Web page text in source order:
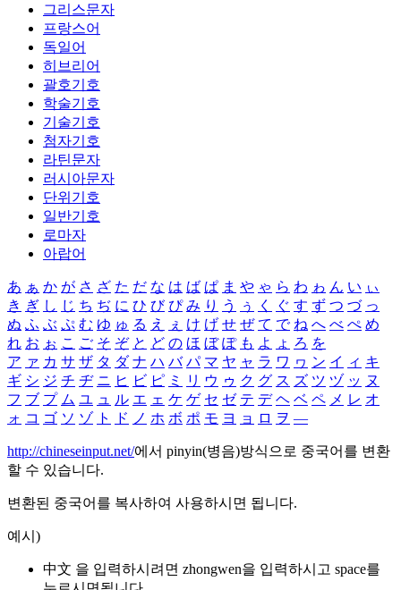
그리스문자
프랑스어
독일어
히브리어
괄호기호
학술기호
기술기호
첨자기호
라틴문자
러시아문자
단위기호
일반기호
로마자
아랍어
あ ぁ か が さ ざ た だ な は ば ぱ ま や ゃ ら わ ゎ ん い ぃ
き ぎ し じ ち ぢ に ひ び ぴ み り う ぅ く ぐ す ず つ づ っ
ぬ ふ ぶ ぷ む ゆ ゅ る え ぇ け げ せ ぜ て で ね へ べ ぺ め
れ お ぉ こ ご そ ぞ と ど の ほ ぼ ぽ も よ ょ ろ を
ア ァ カ サ ザ タ ダ ナ ハ バ パ マ ヤ ャ ラ ワ ヮ ン イ ィ キ
ギ シ ジ チ ヂ ニ ヒ ビ ピ ミ リ ウ ゥ ク グ ス ズ ツ ヅ ッ ヌ
フ ブ プ ム ユ ュ ル エ ェ ケ ゲ セ ゼ テ デ ヘ ベ ペ メ レ オ
ォ コ ゴ ソ ゾ ト ド ノ ホ ボ ポ モ ヨ ョ ロ ヲ ―
http://chineseinput.net/에서 pinyin(병음)방식으로 중국어를 변환
할 수 있습니다.
변환된 중국어를 복사하여 사용하시면 됩니다.
예시)
中文 을 입력하시려면 zhongwen을 입력하시고 space를